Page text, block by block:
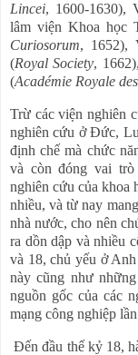
Lincei, 1600-1630),
lâm viện Khoa học
Curiosorum, 1652),
(Royal Society,
(Académie Royale
Trừ các viện nghiên
nghiên cứu ở Đức,
định chế mà chức
và còn đóng vai trò
nghiên cứu của khoa
nhiều, và từ nay
nhà nước, cho nên
ra dồn dập và nhiều
và 18, chủ yếu ở
này cũng như
nguồn gốc của các
mạng công nghiệp
Đến đầu thế kỷ 18,